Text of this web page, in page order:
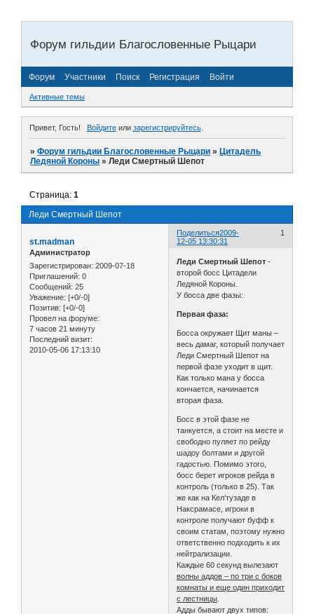
Форум гильдии Благословенные Рыцари
Форум Участники Поиск Регистрация Войти
Активные темы
Привет, Гость! Войдитеили зарегистрируйтесь.
»Форум гильдии Благословенные Рыцари »Цитадель
Ледяной Короны »Леди Смертный Шепот
Леди Смертный Шепот
Страница:1
Поделиться 1
2009-
12-05 13:30:31
st.madman
Администратор
Зарегистрирован: 2009-07-18
Приглашений: 0
Сообщений: 25
Уважение: [+0/-0]
Позитив: [+0/-0]
Провел на форуме:
7 часов 21 минуту
Последний визит:
2010-05-06 17:13:10
Леди Смертный Шепот-
второй босс Цитадели
Ледяной Короны.
У босса две фазы:
Первая фаза:
Босса окружает Щит маны –
весь дамаг, который получает
Леди Смертный Шепот на
первой фазе уходит в щит.
Как только мана у босса
кончается, начинается
вторая фаза.
Босс в этой фазе не
танкуется, а стоит на месте и
свободно пуляет по рейду
шадоу болтами и другой
гадостью. Помимо этого,
босс берет игроков рейда в
контроль (только в 25). Так
же как на Кел’тузаде в
Наксрамасе, игроки в
контроле получают буфф к
своим статам, поэтому нужно
ответственно подходить к их
нейтрализации.
Каждые 60 секунд вылезают
волны аддов – по три с боков
комнаты и еще один приходит
с лестницы
Адды бывают двух типов: